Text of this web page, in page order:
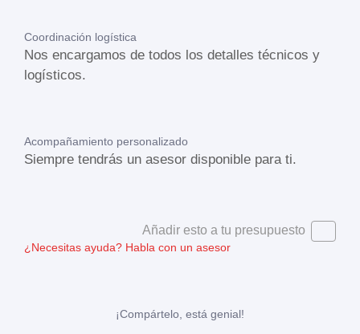
Coordinación logística
Nos encargamos de todos los detalles técnicos y
logísticos.
Acompañamiento personalizado
Siempre tendrás un asesor disponible para ti.
Añadir esto a tu presupuesto
¿Necesitas ayuda? Habla con un asesor
¡Compártelo, está genial!